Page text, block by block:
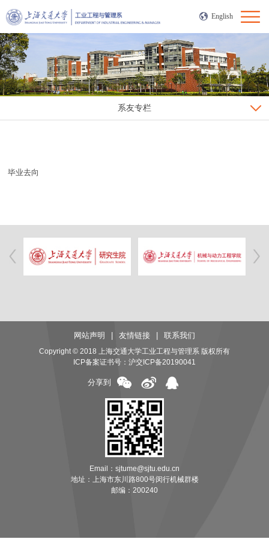
English
系友专栏
毕业去向
网站声明 | 友情链接 | 联系我们
Copyright © 2018 上海交通大学工业工程与管理系 版权所有
ICP备案证书号： 沪交ICP备20190041
分享到
Email：sjtume@sjtu.edu.cn
地址：上海市东川路800号闵行机械群楼
邮编：200240